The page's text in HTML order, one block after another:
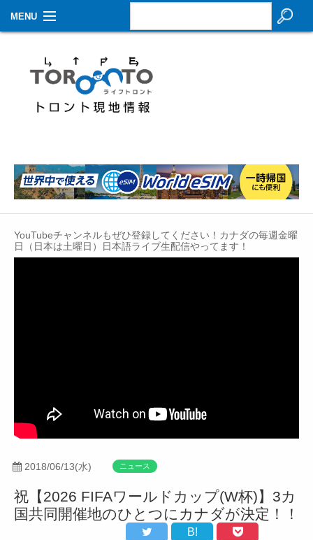
MENU
生活情報
その他
イベントカレンダー
Contact
YouTubeチャンネルもぜひ登録してください！カナダの毎週金曜
日（日本は土曜日）日本語ライブ生配信やってます！
2018/06/13(水) ニュース
祝【2026 FIFAワールドカップ(W杯)】3カ
国共同開催地のひとつにカナダが決定！！
B!